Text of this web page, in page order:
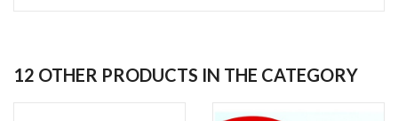
12 OTHER PRODUCTS IN THE CATEGORY